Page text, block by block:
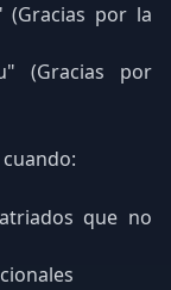
(Gracias por la
(Gracias por
que no